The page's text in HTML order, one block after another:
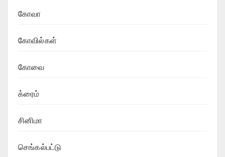
கோவா
கோவில்கள்
கோவை
க்ரைம்
சினிமா
செங்கல்பட்டு